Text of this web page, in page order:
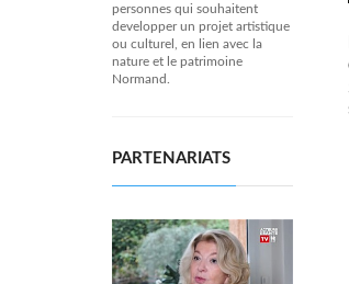
personnes qui souhaitent
developper un projet artistique
ou culturel, en lien avec la
nature et le patrimoine
Normand.
PARTENARIATS